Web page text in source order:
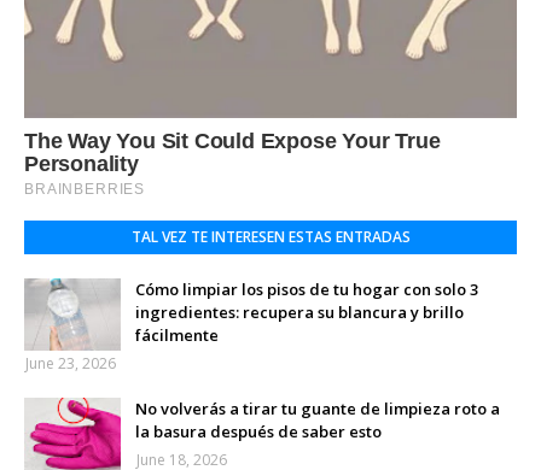
TAL VEZ TE INTERESEN ESTAS ENTRADAS
Cómo limpiar los pisos de tu hogar con solo 3
ingredientes: recupera su blancura y brillo
fácilmente
June 23, 2026
No volverás a tirar tu guante de limpieza roto a
la basura después de saber esto
June 18, 2026